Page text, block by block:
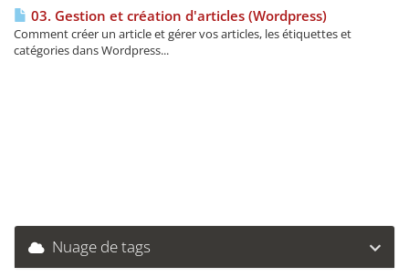
03. Gestion et création d'articles (Wordpress)
Comment créer un article et gérer vos articles, les étiquettes et
catégories dans Wordpress...
Nuage de tags